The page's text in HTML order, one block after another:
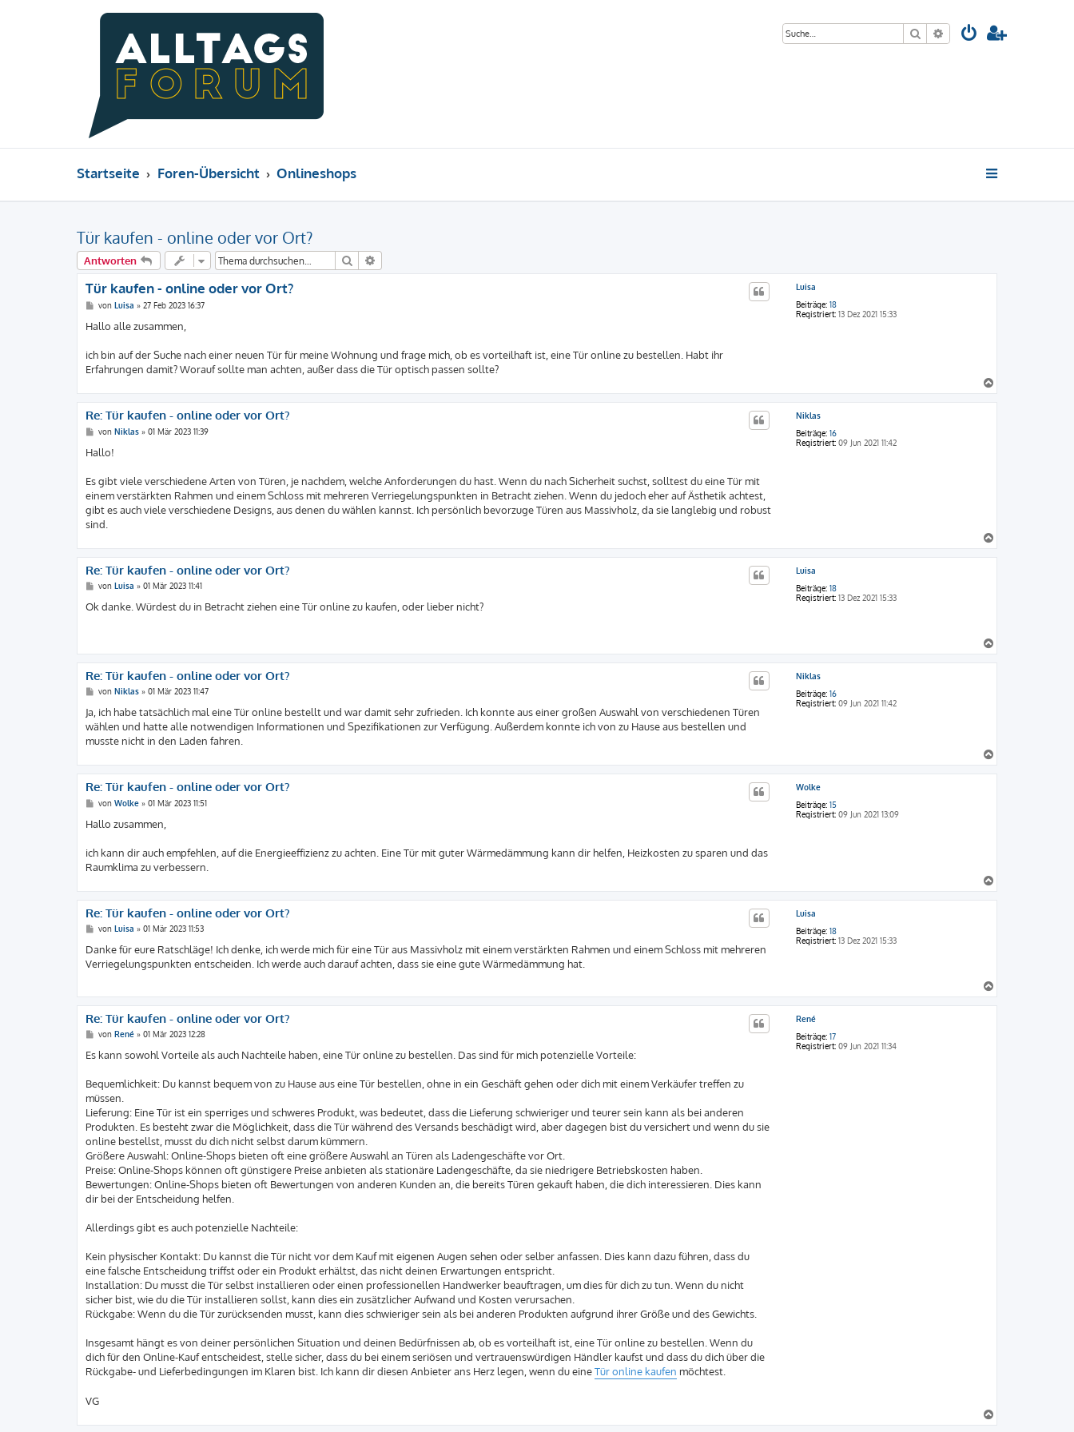
Suche Erweiterte Suche
Startseite Foren-Übersicht Onlineshops
Tür kaufen - online oder vor Ort?
Antworten Suche
Luisa
Beiträge: 18
Registriert: 13 Dez 2021 15:33
Tür kaufen - online oder vor Ort?
B
i
t
a
g
von Luisa » 27 Feb 2023 16:37
Hallo alle zusammen,
ich bin auf der Suche nach einer neuen Tür für meine Wohnung und frage mich, ob es vorteilhaft ist, eine Tür online zu bestellen. Habt ihr
Erfahrungen damit? Worauf sollte man achten, außer dass die Tür optisch passen sollte?
a
c
Niklas
Beiträge: 16
Registriert: 09 Jun 2021 11:42
Re: Tür kaufen - online oder vor Ort?
B
i
t
a
g
von Niklas» 01 Mär 2023 11:39
Hallo!
Es gibt viele verschiedene Arten von Türen, je nachdem, welche Anforderungen du hast. Wenn du nach Sicherheit suchst, solltest du eine Tür mit
einem verstärkten Rahmen und einem Schloss mit mehreren Verriegelungspunkten in Betracht ziehen. Wenn du jedoch eher auf Ästhetik achtest,
gibt es auch viele verschiedene Designs, aus denen du wählen kannst. Ich persönlich bevorzuge Türen aus Massivholz, da sie langlebig und robust
sind.
a
c
Luisa
Beiträge: 18
Registriert: 13 Dez 2021 15:33
Re: Tür kaufen - online oder vor Ort?
B
i
t
von Luisa » 01 Mär 2023 11:41
Ok danke. Würdest du in Betracht ziehen eine Tür online zu kaufen, oder lieber nicht?
a
c
Niklas
Beiträge: 16
Registriert: 09 Jun 2021 11:42
Re: Tür kaufen - online oder vor Ort?
B
t
r
a
g
von Niklas» 01 Mär 2023 11:47
Ja, ich habe tatsächlich mal eine Tür online bestellt und war damit sehr zufrieden. Ich konnte aus einer großen Auswahl von verschiedenen Türen
wählen und hatte alle notwendigen Informationen und Spezifikationen zur Verfügung. Außerdem konnte ich von zu Hause aus bestellen und
musste nicht in den Laden fahren.
a
c
Wolke
Beiträge: 15
Registriert: 09 Jun 2021 13:09
Re: Tür kaufen - online oder vor Ort?
B
i
t
a
g
von Wolke» 01 Mär 2023 11:51
Hallo zusammen,
ich kann dir auch empfehlen, auf die Energieeffizienz zu achten. Eine Tür mit guter Wärmedämmung kann dir helfen, Heizkosten zu sparen und das
Raumklima zu verbessern.
a
c
Luisa
Beiträge: 18
Registriert: 13 Dez 2021 15:33
Re: Tür kaufen - online oder vor Ort?
B
i
t
r
von Luisa » 01 Mär 2023 11:53
Danke für eure Ratschläge! Ich denke, ich werde mich für eine Tür aus Massivholz mit einem verstärkten Rahmen und einem Schloss mit mehreren
Verriegelungspunkten entscheiden. Ich werde auch darauf achten, dass sie eine gute Wärmedämmung hat.
a
c
René
Beiträge: 17
Registriert: 09 Jun 2021 11:34
Re: Tür kaufen - online oder vor Ort?
B
i
t
a
g
von René» 01 Mär 2023 12:28
Es kann sowohl Vorteile als auch Nachteile haben, eine Tür online zu bestellen. Das sind für mich potenzielle Vorteile:
Bequemlichkeit: Du kannst bequem von zu Hause aus eine Tür bestellen, ohne in ein Geschäft gehen oder dich mit einem Verkäufer treffen zu
müssen.
Lieferung: Eine Tür ist ein sperriges und schweres Produkt, was bedeutet, dass die Lieferung schwieriger und teurer sein kann als bei anderen
Produkten. Es besteht zwar die Möglichkeit, dass die Tür während des Versands beschädigt wird, aber dagegen bist du versichert und wenn du sie
online bestellst, musst du dich nicht selbst darum kümmern.
Größere Auswahl: Online-Shops bieten oft eine größere Auswahl an Türen als Ladengeschäfte vor Ort.
Preise: Online-Shops können oft günstigere Preise anbieten als stationäre Ladengeschäfte, da sie niedrigere Betriebskosten haben.
Bewertungen: Online-Shops bieten oft Bewertungen von anderen Kunden an, die bereits Türen gekauft haben, die dich interessieren. Dies kann
dir bei der Entscheidung helfen.
Allerdings gibt es auch potenzielle Nachteile:
Kein physischer Kontakt: Du kannst die Tür nicht vor dem Kauf mit eigenen Augen sehen oder selber anfassen. Dies kann dazu führen, dass du
eine falsche Entscheidung triffst oder ein Produkt erhältst, das nicht deinen Erwartungen entspricht.
Installation: Du musst die Tür selbst installieren oder einen professionellen Handwerker beauftragen, um dies für dich zu tun. Wenn du nicht
sicher bist, wie du die Tür installieren sollst, kann dies ein zusätzlicher Aufwand und Kosten verursachen.
Rückgabe: Wenn du die Tür zurücksenden musst, kann dies schwieriger sein als bei anderen Produkten aufgrund ihrer Größe und des Gewichts.
Insgesamt hängt es von deiner persönlichen Situation und deinen Bedürfnissen ab, ob es vorteilhaft ist, eine Tür online zu bestellen. Wenn du
dich für den Online-Kauf entscheidest, stelle sicher, dass du bei einem seriösen und vertrauenswürdigen Händler kaufst und dass du dich über die
Rückgabe- und Lieferbedingungen im Klaren bist. Ich kann dir diesen Anbieter ans Herz legen, wenn du eineTür online kaufen möchtest.
VG
a